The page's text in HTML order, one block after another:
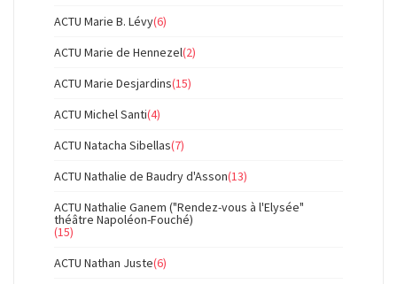
ACTU Marie B. Lévy(6)
ACTU Marie de Hennezel(2)
ACTU Marie Desjardins(15)
ACTU Michel Santi(4)
ACTU Natacha Sibellas(7)
ACTU Nathalie de Baudry d'Asson(13)
ACTU Nathalie Ganem ("Rendez-vous à l'Elysée"
théâtre Napoléon-Fouché)
(15)
ACTU Nathan Juste(6)